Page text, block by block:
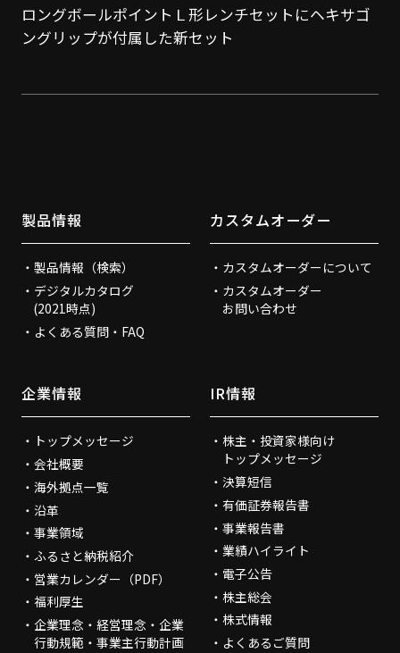
ロングボールポイントＬ形レンチセットにヘキサゴ
ングリップが付属した新セット
製品情報
製品情報（検索）
デジタルカタログ
(2021時点)
よくある質問・FAQ
カスタムオーダー
カスタムオーダーについて
カスタムオーダー
お問い合わせ
企業情報
トップメッセージ
会社概要
海外拠点一覧
沿革
事業領域
ふるさと納税紹介
営業カレンダー（PDF）
福利厚生
企業理念・経営理念・企業
行動規範・事業主行動計画
IR情報
株主・投資家様向け
トップメッセージ
決算短信
有価証券報告書
事業報告書
業績ハイライト
電子公告
株主総会
株式情報
よくあるご質問